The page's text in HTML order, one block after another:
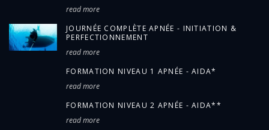
read more
JOURNÉE COMPLÈTE APNÉE - INITIATION &
PERFECTIONNEMENT
read more
FORMATION NIVEAU 1 APNÉE - AIDA*
read more
FORMATION NIVEAU 2 APNÉE - AIDA**
read more